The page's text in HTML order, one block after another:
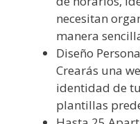
necesitan
manera
Diseño
Crearás una
identidad de
plantillas